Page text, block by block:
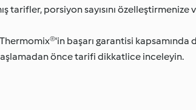
porsiyon sayısını özelleştirmenize
başarı garantisi kapsamında
önce tarifi dikkatlice inceleyin.